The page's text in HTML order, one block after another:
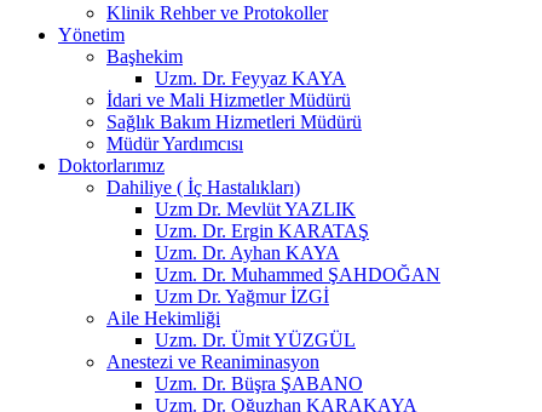
Klinik Rehber ve Protokoller
Yönetim
Başhekim
Uzm. Dr. Feyyaz KAYA
İdari ve Mali Hizmetler Müdürü
Sağlık Bakım Hizmetleri Müdürü
Müdür Yardımcısı
Doktorlarımız
Dahiliye ( İç Hastalıkları)
Uzm Dr. Mevlüt YAZLIK
Uzm. Dr. Ergin KARATAŞ
Uzm. Dr. Ayhan KAYA
Uzm. Dr. Muhammed ŞAHDOĞAN
Uzm Dr. Yağmur İZGİ
Aile Hekimliği
Uzm. Dr. Ümit YÜZGÜL
Anestezi ve Reaniminasyon
Uzm. Dr. Büşra ŞABANO
Uzm. Dr. Oğuzhan KARAKAYA